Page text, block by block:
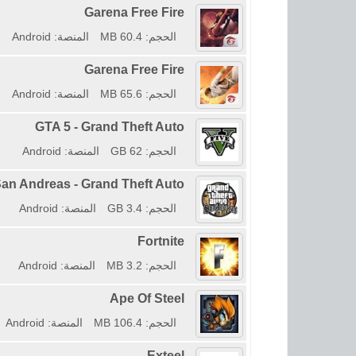
Garena Free Fire
الحجم: 60.4 MB المنصة: Android
Garena Free Fire
الحجم: 65.6 MB المنصة: Android
GTA 5 - Grand Theft Auto
الحجم: 62 GB المنصة: Android
Andreas - Grand Theft Auto
الحجم: 3.4 GB المنصة: Android
Fortnite
الحجم: 3.2 MB المنصة: Android
Ape Of Steel
الحجم: 106.4 MB المنصة: Android